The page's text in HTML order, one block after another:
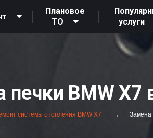
Плановое
ТО
услуги
печки BMW X7
системы отопления BMW X7 Замена